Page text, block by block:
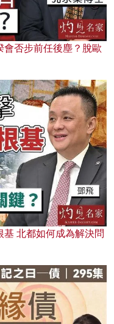
否步前任後塵？脫歐
北都如何成為解決問